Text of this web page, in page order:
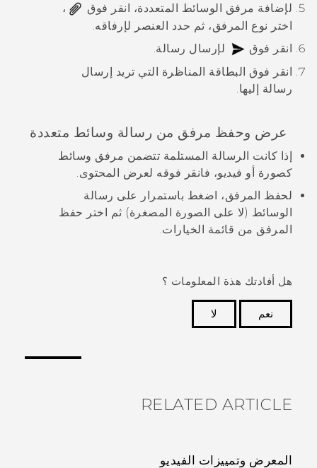
لإضافة مرفق الوسائط المتعددة، انقر فوق
،
اختر نوع المرفق، ثم حدد العنصر لإرفاقه.
انقر فوق
لإرسال رسالة.
انقر فوق البطاقة المناظرة التي تريد إرسال
رسالة إليها.
عرض وحفظ مرفق من رسالة وسائط متعددة
إذا كانت الرسالة المستلمة تتضمن مرفق وسائط
كصورة أو فيديو، فانقر فوقه لعرض المحتوى.
لحفظ المرفق، اضغط باستمرار على رسالة
الوسائط (لا على الصورة المصغرة) ثم اختر حفظ
المرفق من قائمة الخيارات.
هل أفادتك هذة المعلومات ؟
نعم
لا
RELATED ARTICLE
المعرض وتمييزات الفيديو